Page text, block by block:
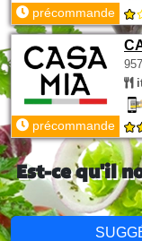
précommande
précommande
Est-ce qu'il